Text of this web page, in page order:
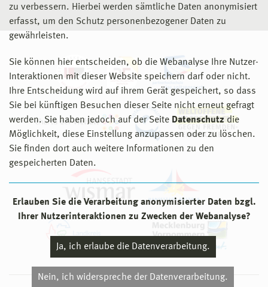
zu verbessern. Hierbei werden sämtliche Daten anonymisiert
erfasst, um den Schutz personenbezogener Daten zu
gewährleisten.
Sie können hier entscheiden, ob die Webanalyse Ihre Nutzer-
Interaktionen mit dieser Website speichern darf oder nicht.
Ihre Entscheidung wird auf ihrem Gerät gespeichert, so dass
Sie bei künftigen Besuchen dieser Seite nicht erneut gefragt
werden. Sie haben jedoch auf der Seite Datenschutz die
Möglichkeit, diese Einstellung anzupassen oder zu löschen.
Sie finden dort auch weitere Informationen zu den
gespeicherten Daten.
Erlauben Sie die Verarbeitung anonymisierter Daten bzgl.
Ihrer Nutzerinteraktionen zu Zwecken der Webanalyse?
Ja, ich erlaube die Datenverarbeitung.
Nein, ich widerspreche der Datenverarbeitung.